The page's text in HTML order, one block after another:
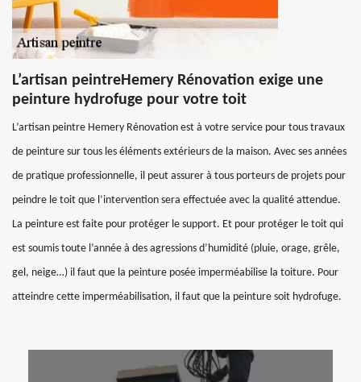
L’artisan peintreHemery Rénovation exige une
peinture hydrofuge pour votre toit
L’artisan peintre Hemery Rénovation est à votre service pour tous travaux
de peinture sur tous les éléments extérieurs de la maison. Avec ses années
de pratique professionnelle, il peut assurer à tous porteurs de projets pour
peindre le toit que l’intervention sera effectuée avec la qualité attendue.
La peinture est faite pour protéger le support. Et pour protéger le toit qui
est soumis toute l’année à des agressions d’humidité (pluie, orage, grêle,
gel, neige…) il faut que la peinture posée imperméabilise la toiture. Pour
atteindre cette imperméabilisation, il faut que la peinture soit hydrofuge.